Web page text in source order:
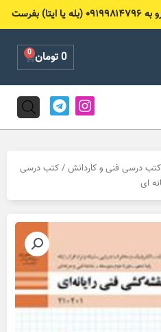
بفرست
0تومان 0
Cart
I
n
s
g
a
T
e
l
r
m
کتب درسی فنی و کاردانش / کتب درسی
ای